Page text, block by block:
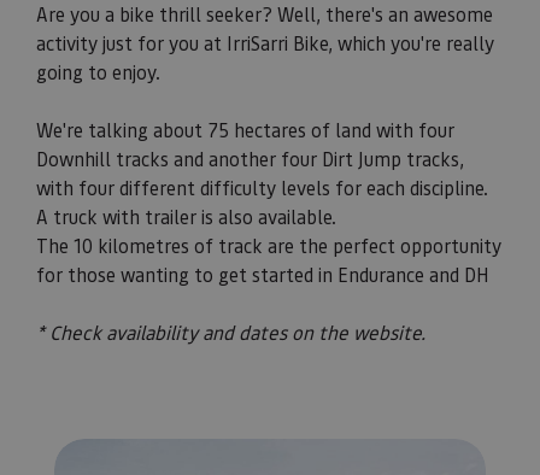
Are you a bike thrill seeker? Well, there's an awesome
activity just for you at IrriSarri Bike, which you're really
going to enjoy.
We're talking about 75 hectares of land with four
Downhill tracks and another four Dirt Jump tracks,
with four different difficulty levels for each discipline.
A truck with trailer is also available.
The 10 kilometres of track are the perfect opportunity
for those wanting to get started in Endurance and DH
* Check availability and dates on the website.